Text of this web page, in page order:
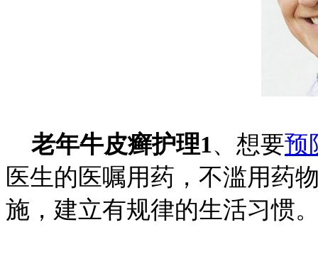
老年牛皮癣护理1、想要预
医生的医嘱用药，不滥用药
施，建立有规律的生活习惯